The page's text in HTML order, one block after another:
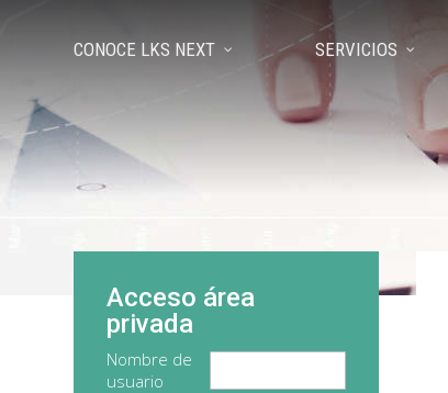
CONOCE LKS NEXT SERVICIOS
Acceso área
privada
Nombre de
usuario